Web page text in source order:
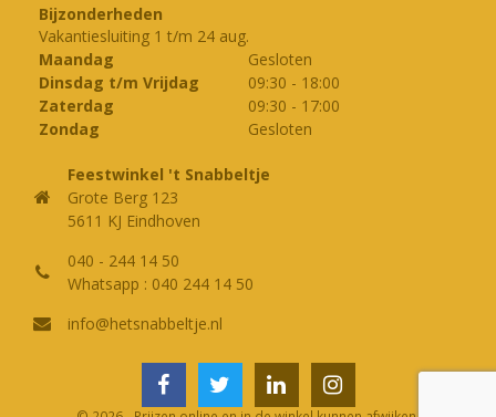
Bijzonderheden
Vakantiesluiting 1 t/m 24 aug.
Maandag
Gesloten
Dinsdag t/m Vrijdag
09:30 - 18:00
Zaterdag
09:30 - 17:00
Zondag
Gesloten
Feestwinkel 't Snabbeltje
Grote Berg 123
5611 KJ Eindhoven
040 - 244 14 50
Whatsapp : 040 244 14 50
info@hetsnabbeltje.nl